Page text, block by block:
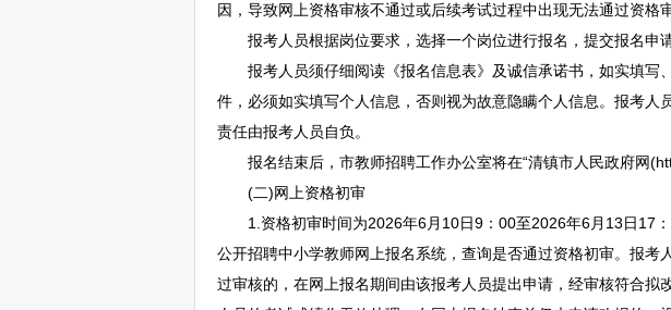
因，导致网上资格审核不通过或后续考试过程中出现无法通过资格
报考人员根据岗位要求，选择一个岗位进行报名，提交报名申
报考人员须仔细阅读《报名信息表》及诚信承诺书，如实填写
件，必须如实填写个人信息，否则视为故意隐瞒个人信息。报考
责任由报考人员自负。
报名结束后，市教师招聘工作办公室将在“清镇市人民政府网
(二)网上资格初审
1.资格初审时间为2026年6月10日9：00至2026年6月13日17：
公开招聘中小学教师网上报名系统，查询是否通过资格初审。报考
过审核的，在网上报名期间由该报考人员提出申请，经审核符合拟